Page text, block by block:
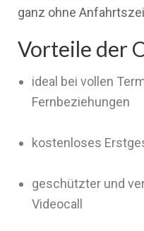
ganz ohne
Vorteile der
ideal bei vollen
Fernbeziehungen
kostenloses
geschützter und
Videocall